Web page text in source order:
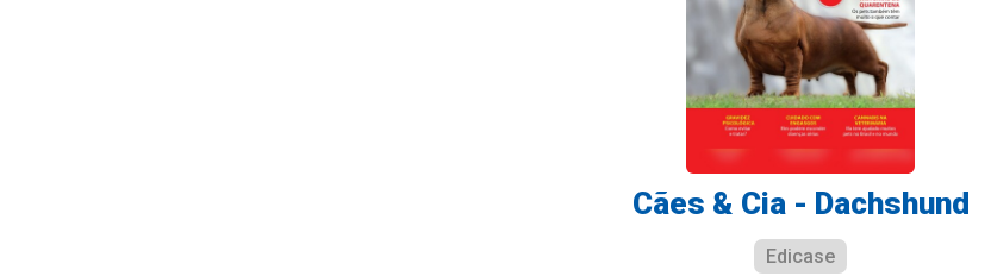
Cães & Cia - Dachshund
Edicase